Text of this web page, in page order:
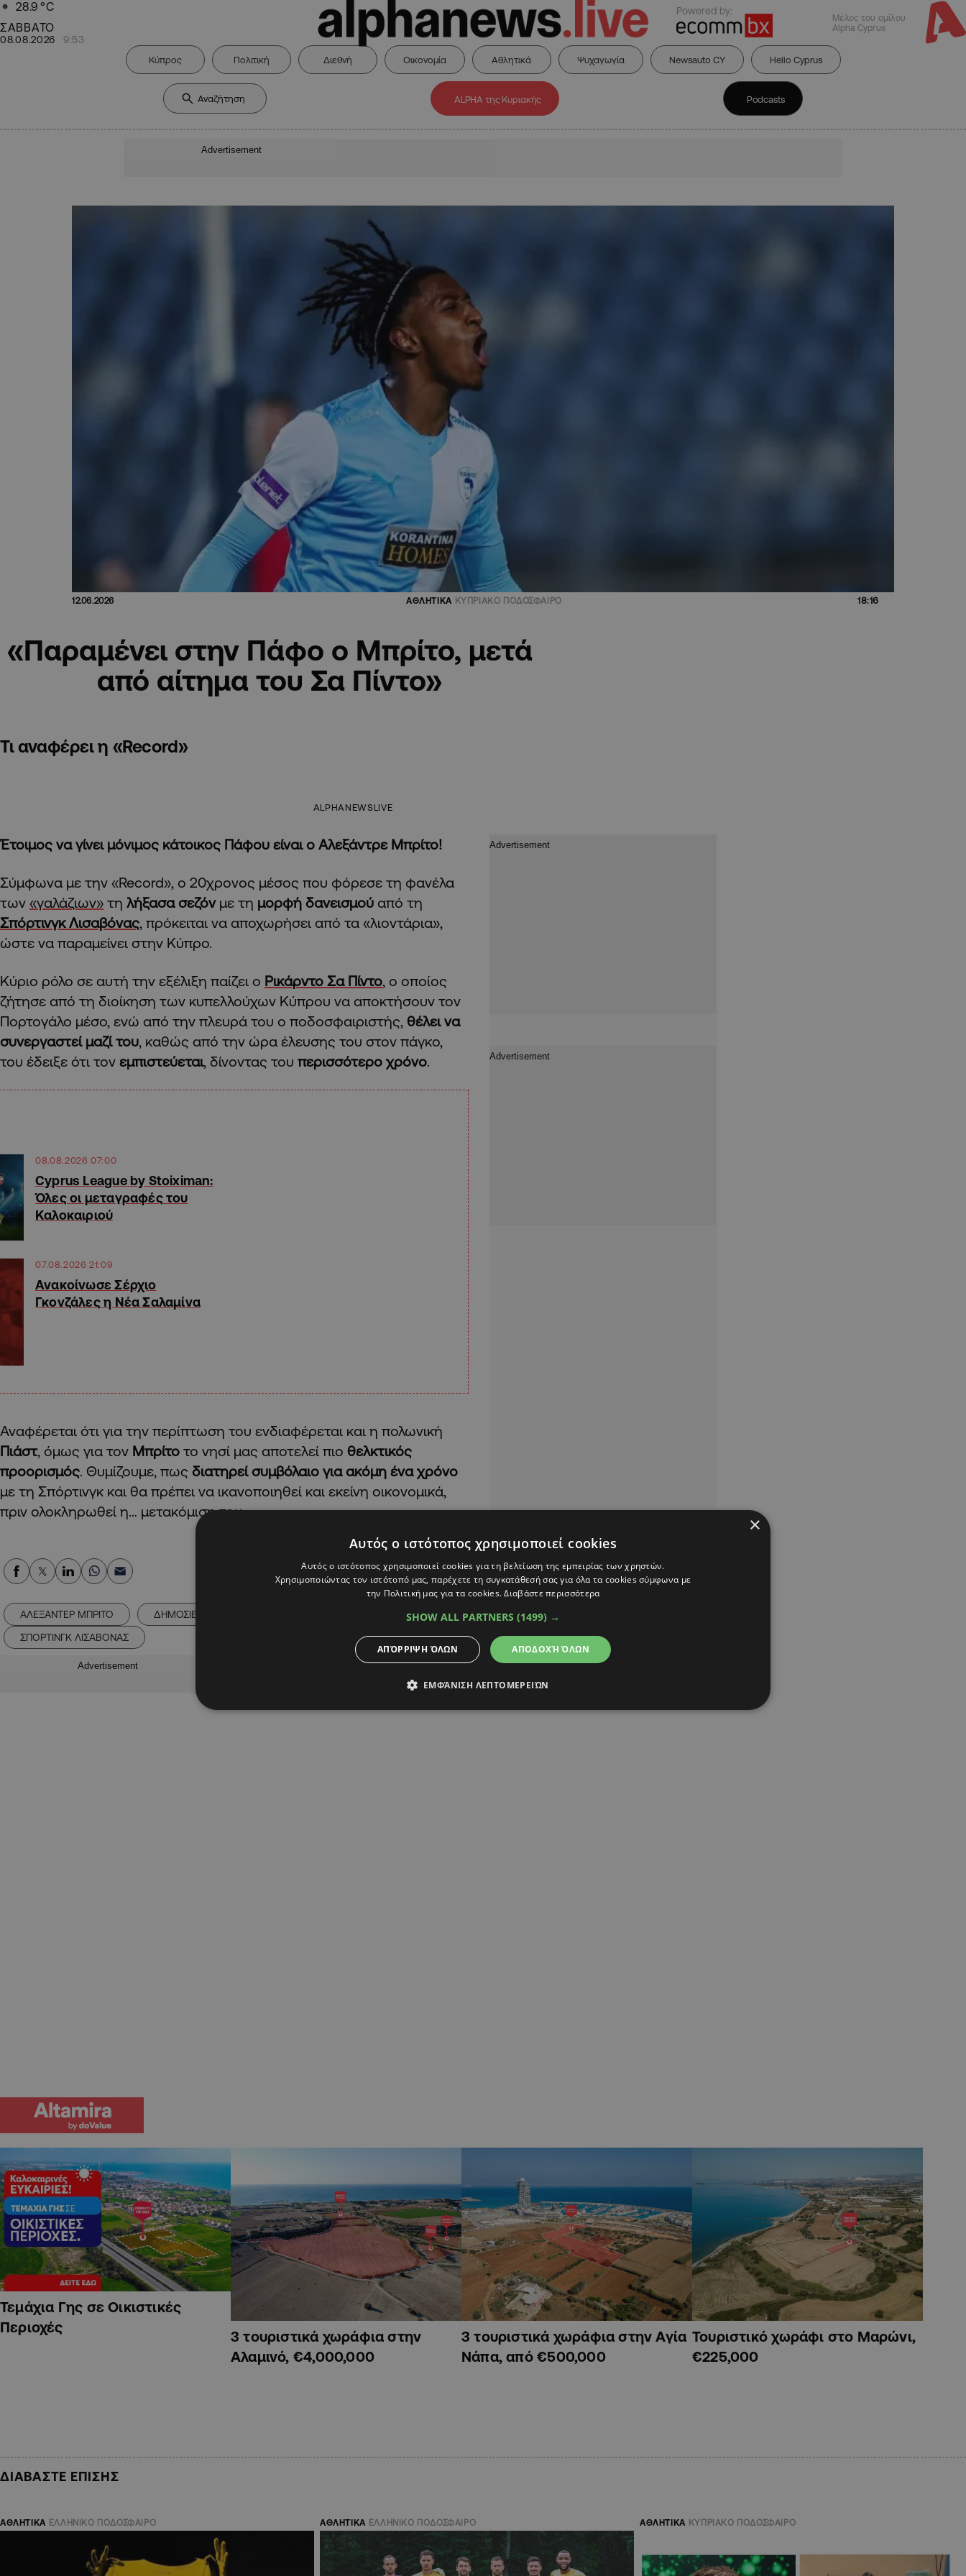
28.9 °C
ΣΑΒΒΑΤΟ
08.08.2026 9:53
Powered by:
Μέλος του ομίλου
Alpha Cyprus
Κύπρος Πολιτική Διεθνή Οικονομία Αθλητικά Ψυχαγωγία Newsauto CY Hello Cyprus
ALPHA της Κυριακής Podcasts
Advertisement
12.06.2026 ΑΘΛΗΤΙΚΑ ΚΥΠΡΙΑΚΟ ΠΟΔΟΣΦΑΙΡΟ 18:16
«Παραμένει στην Πάφο ο Μπρίτο, μετά
από αίτημα του Σα Πίντο»
Τι αναφέρει η «Record»
ALPHANEWSLIVE
Έτοιμος να γίνει μόνιμος κάτοικος Πάφου είναι ο Αλεξάντρε Μπρίτο!
Σύμφωνα με την «Record», ο 20χρονος μέσος που φόρεσε τη φανέλα
των «γαλάζιων» τη λήξασα σεζόν με τη μορφή δανεισμού από τη
Σπόρτινγκ Λισαβόνας, πρόκειται να αποχωρήσει από τα «λιοντάρια»,
ώστε να παραμείνει στην Κύπρο.
Κύριο ρόλο σε αυτή την εξέλιξη παίζει ο Ρικάρντο Σα Πίντο, ο οποίος
ζήτησε από τη διοίκηση των κυπελλούχων Κύπρου να αποκτήσουν τον
Πορτογάλο μέσο, ενώ από την πλευρά του ο ποδοσφαιριστής, θέλει να
συνεργαστεί μαζί του, καθώς από την ώρα έλευσης του στον πάγκο,
του έδειξε ότι τον εμπιστεύεται, δίνοντας του περισσότερο χρόνο.
08.08.2026 07:00
Cyprus League by Stoiximan:
Όλες οι μεταγραφές του
Καλοκαιριού
07.08.2026 21:09
Ανακοίνωσε Σέρχιο
Γκονζάλες η Νέα Σαλαμίνα
Αναφέρεται ότι για την περίπτωση του ενδιαφέρεται και η πολωνική
Πιάστ, όμως για τον Μπρίτο το νησί μας αποτελεί πιο θελκτικός
προορισμός . Θυμίζουμε, πως διατηρεί συμβόλαιο για ακόμη ένα χρόνο
με τη Σπόρτινγκ και θα πρέπει να ικανοποιηθεί και εκείνη οικονομικά,
πριν ολοκληρωθεί η… μετακόμιση του.
Alpha Podcasts
ΑΛΕΞΑΝΤΕΡ ΜΠΡΙΤΟ ΔΗΜΟΣΙΕΥΜΑ ΠΑΦΟΣ FC
ΡΙΚΑΡΝΤΟ ΣΑ ΠΙΝΤΟ
ΣΠΟΡΤΙΝΓΚ ΛΙΣΑΒΟΝΑΣ
Advertisement
Τεμάχια Γης σε Οικιστικές
Περιοχές
3 τουριστικά χωράφια στην
Αλαμινό, €4,000,000
3 τουριστικά χωράφια στην Αγία
Νάπα, από €500,000
Τουριστικό χωράφι στο Μαρώνι,
€225,000
ΔΙΑΒΑΣΤΕ ΕΠΙΣΗΣ
ΑΘΛΗΤΙΚΑ ΕΛΛΗΝΙΚΟ ΠΟΔΟΣΦΑΙΡΟ ΑΘΛΗΤΙΚΑ ΕΛΛΗΝΙΚΟ ΠΟΔΟΣΦΑΙΡΟ ΑΘΛΗΤΙΚΑ ΚΥΠΡΙΑΚΟ ΠΟΔΟΣΦΑΙΡΟ
×
Αυτός ο ιστότοπος χρησιμοποιεί cookies
Αυτός ο ιστότοπος χρησιμοποιεί cookies για τη βελτίωση της εμπειρίας των χρηστών.
Χρησιμοποιώντας τον ιστότοπό μας, παρέχετε τη συγκατάθεσή σας για όλα τα cookies σύμφωνα με
την Πολιτική μας για τα cookies.Διαβάστε περισσότερα
SHOW ALL PARTNERS (1499) →
ΑΠΟΔΟΧΉ ΌΛΩΝ
ΑΠΌΡΡΙΨΗ ΌΛΩΝ
ΕΜΦΆΝΙΣΗ ΛΕΠΤΟΜΕΡΕΙΏΝ